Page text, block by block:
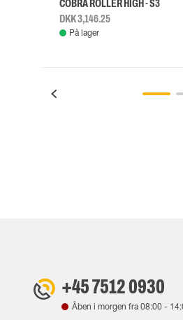
COBRA ROLLER HIGH - S3
DKK 3,146.25
På lager
+45 7512 0930
Åben i morgen fra08:00 -